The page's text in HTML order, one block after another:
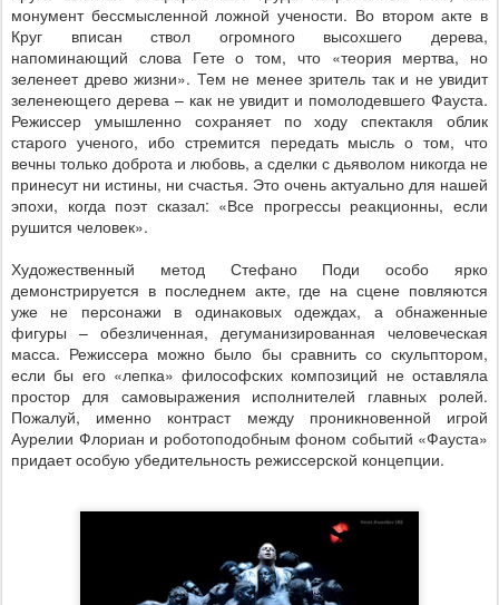
монумент бессмысленной ложной учености. Во втором акте в
Круг вписан ствол огромного высохшего дерева,
напоминающий слова Гете о том, что «теория мертва, но
зеленеет древо жизни». Тем не менее зритель так и не увидит
зеленеющего дерева – как не увидит и помолодевшего Фауста.
Режиссер умышленно сохраняет по ходу спектакля облик
старого ученого, ибо стремится передать мысль о том, что
вечны только доброта и любовь, а сделки с дьяволом никогда не
принесут ни истины, ни счастья. Это очень актуально для нашей
эпохи, когда поэт сказал: «Все прогрессы реакционны, если
рушится человек».
Художественный метод Стефано Поди особо ярко
демонстрируется в последнем акте, где на сцене повляются
уже не персонажи в одинаковых одеждах, а обнаженные
фигуры – обезличенная, дегуманизированная человеческая
масса. Режиссера можно было бы сравнить со скульптором,
если бы его «лепка» философских композиций не оставляла
простор для самовыражения исполнителей главных ролей.
Пожалуй, именно контраст между проникновенной игрой
Аурелии Флориан и роботоподобным фоном событий «Фауста»
придает особую убедительность режиссерской концепции.